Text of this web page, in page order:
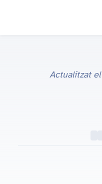
Actualitzat el